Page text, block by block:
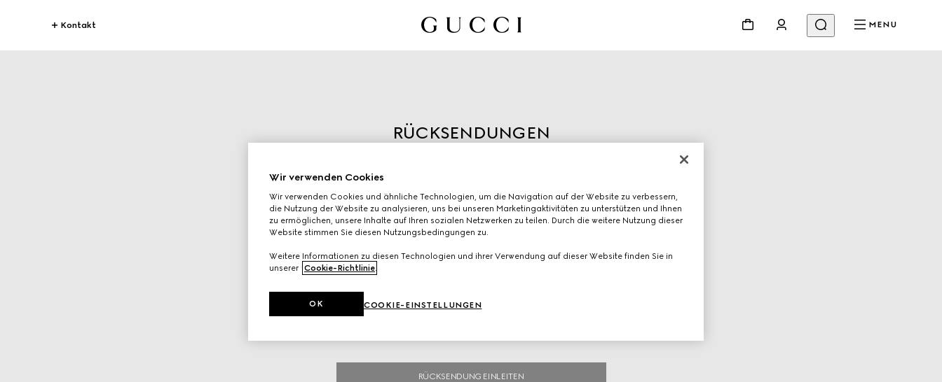
Kontakt MENU
RÜCKSENDUNGEN
Bestellnummer und die bei der
Bestellung angegebene E-
Mail-Adresse eingeben.
RÜCKSENDUNG EINLEITEN
Wir verwenden Cookies
Wir verwenden Cookies und ähnliche Technologien, um die Navigation auf der Website zu verbessern,
die Nutzung der Website zu analysieren, uns bei unseren Marketingaktivitäten zu unterstützen und Ihnen
zu ermöglichen, unsere Inhalte auf Ihren sozialen Netzwerken zu teilen. Durch die weitere Nutzung dieser
Website stimmen Sie diesen Nutzungsbedingungen zu.
Weitere Informationen zu diesen Technologien und ihrer Verwendung auf dieser Website finden Sie in
unserer Cookie-Richtlinie
COOKIE-EINSTELLUNGEN
OK